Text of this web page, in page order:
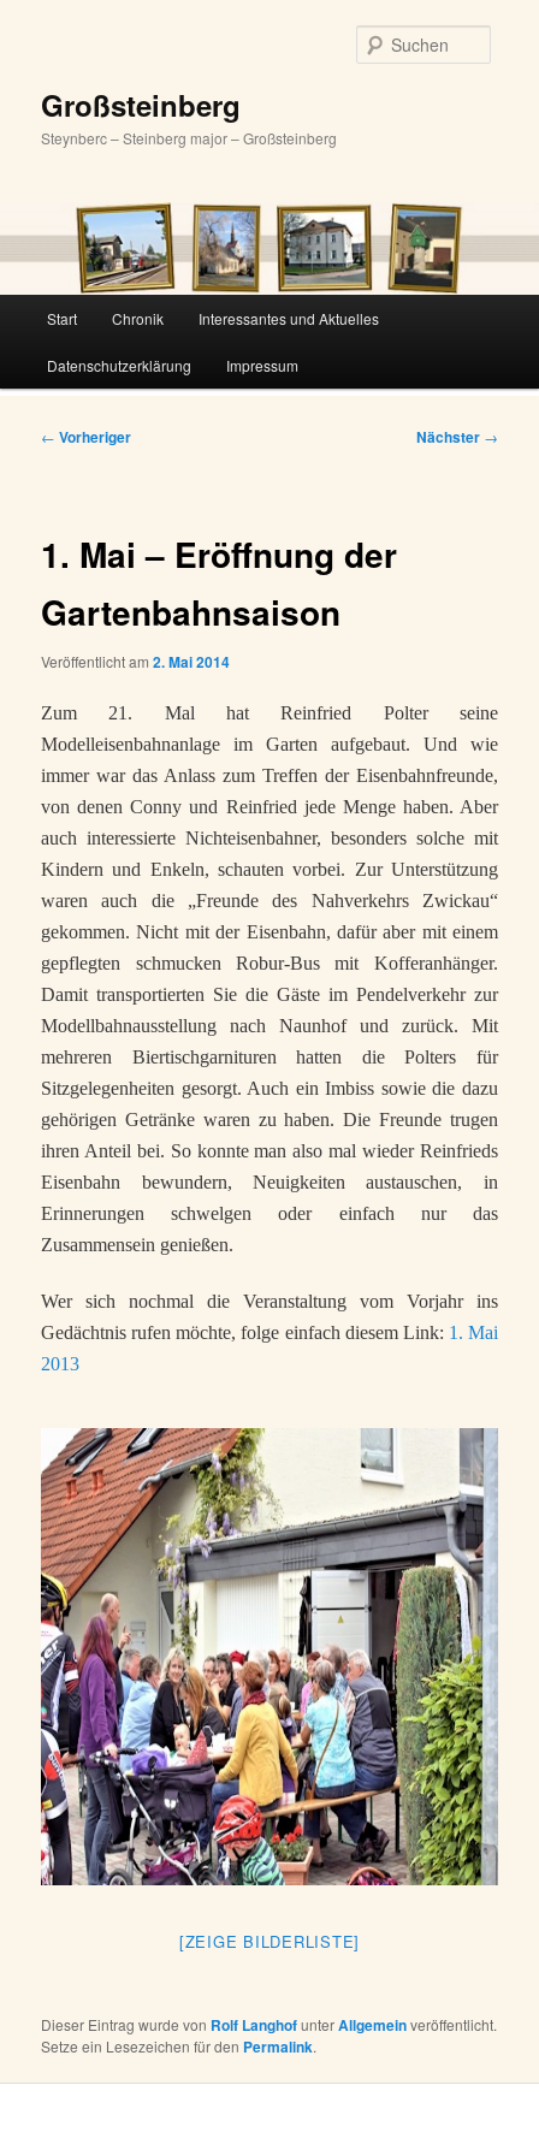
Großsteinberg
Steynberc – Steinberg major – Großsteinberg
Start Chronik Interessantes und Aktuelles
Datenschutzerklärung Impressum
Beitragsnavigation
← Vorheriger Nächster →
1. Mai – Eröffnung der
Gartenbahnsaison
Veröffentlicht am2. Mai 2014
Zum 21. Mal hat Reinfried Polter seine
Modelleisenbahnanlage im Garten aufgebaut. Und wie
immer war das Anlass zum Treffen der Eisenbahnfreunde,
von denen Conny und Reinfried jede Menge haben. Aber
auch interessierte Nichteisenbahner, besonders solche mit
Kindern und Enkeln, schauten vorbei. Zur Unterstützung
waren auch die „Freunde des Nahverkehrs Zwickau“
gekommen. Nicht mit der Eisenbahn, dafür aber mit einem
gepflegten schmucken Robur-Bus mit Kofferanhänger.
Damit transportierten Sie die Gäste im Pendelverkehr zur
Modellbahnausstellung nach Naunhof und zurück. Mit
mehreren Biertischgarnituren hatten die Polters für
Sitzgelegenheiten gesorgt. Auch ein Imbiss sowie die dazu
gehörigen Getränke waren zu haben. Die Freunde trugen
ihren Anteil bei. So konnte man also mal wieder Reinfrieds
Eisenbahn bewundern, Neuigkeiten austauschen, in
Erinnerungen schwelgen oder einfach nur das
Zusammensein genießen.
Wer sich nochmal die Veranstaltung vom Vorjahr ins
Gedächtnis rufen möchte, folge einfach diesem Link: 1. Mai
2013
[ZEIGE BILDERLISTE]
Dieser Eintrag wurde von Rolf LanghofunterAllgemeinveröffentlicht.
Setze ein Lesezeichen für den Permalink.